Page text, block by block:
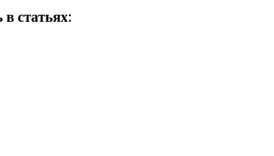
статьях: